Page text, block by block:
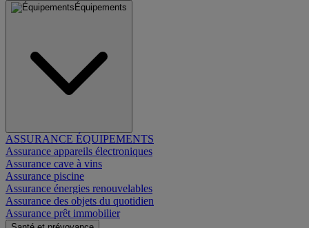
Équipements
ASSURANCE ÉQUIPEMENTS
Assurance appareils électroniques
Assurance cave à vins
Assurance piscine
Assurance énergies renouvelables
Assurance des objets du quotidien
Assurance prêt immobilier